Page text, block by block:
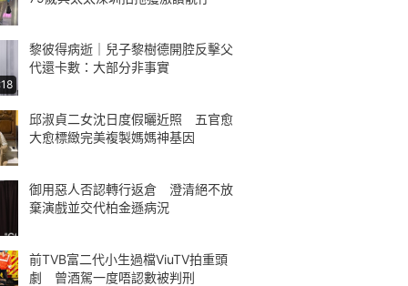
黎彼得病逝｜兒子黎樹德開腔反擊父
代還卡數：大部分非事實
邱淑貞二女沈日度假曬近照 五官愈
大愈標緻完美複製媽媽神基因
御用惡人否認轉行返倉 澄清絕不放
棄演戲並交代柏金遜病況
前TVB富二代小生過檔ViuTV拍重頭
劇 曾酒駕一度唔認數被判刑